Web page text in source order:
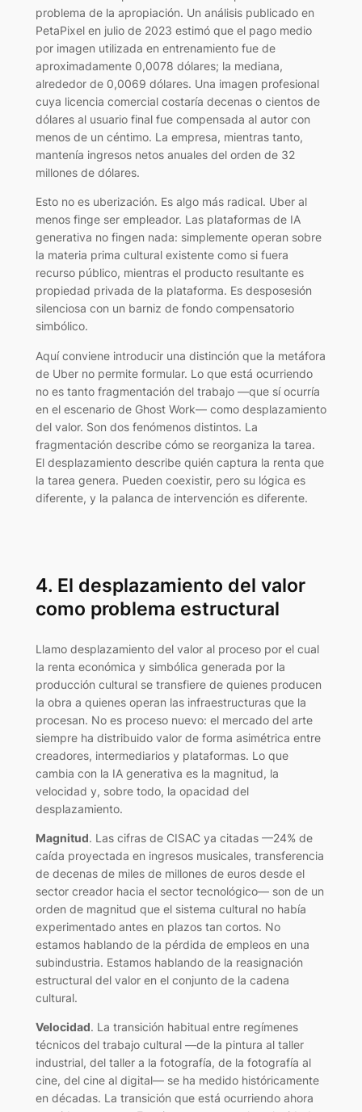
problema de la apropiación. Un análisis publicado en
PetaPixel en julio de 2023 estimó que el pago medio
por imagen utilizada en entrenamiento fue de
aproximadamente 0,0078 dólares; la mediana,
alrededor de 0,0069 dólares. Una imagen profesional
cuya licencia comercial costaría decenas o cientos de
dólares al usuario final fue compensada al autor con
menos de un céntimo. La empresa, mientras tanto,
mantenía ingresos netos anuales del orden de 32
millones de dólares.
Esto no es uberización. Es algo más radical. Uber al
menos finge ser empleador. Las plataformas de IA
generativa no fingen nada: simplemente operan sobre
la materia prima cultural existente como si fuera
recurso público, mientras el producto resultante es
propiedad privada de la plataforma. Es desposesión
silenciosa con un barniz de fondo compensatorio
simbólico.
Aquí conviene introducir una distinción que la metáfora
de Uber no permite formular. Lo que está ocurriendo
no es tanto fragmentación del trabajo —que sí ocurría
en el escenario de Ghost Work— como desplazamiento
del valor. Son dos fenómenos distintos. La
fragmentación describe cómo se reorganiza la tarea.
El desplazamiento describe quién captura la renta que
la tarea genera. Pueden coexistir, pero su lógica es
diferente, y la palanca de intervención es diferente.
4. El desplazamiento del valor
como problema estructural
Llamo desplazamiento del valor al proceso por el cual
la renta económica y simbólica generada por la
producción cultural se transfiere de quienes producen
la obra a quienes operan las infraestructuras que la
procesan. No es proceso nuevo: el mercado del arte
siempre ha distribuido valor de forma asimétrica entre
creadores, intermediarios y plataformas. Lo que
cambia con la IA generativa es la magnitud, la
velocidad y, sobre todo, la opacidad del
desplazamiento.
Magnitud. Las cifras de CISAC ya citadas —24% de
caída proyectada en ingresos musicales, transferencia
de decenas de miles de millones de euros desde el
sector creador hacia el sector tecnológico— son de un
orden de magnitud que el sistema cultural no había
experimentado antes en plazos tan cortos. No
estamos hablando de la pérdida de empleos en una
subindustria. Estamos hablando de la reasignación
estructural del valor en el conjunto de la cadena
cultural.
Velocidad. La transición habitual entre regímenes
técnicos del trabajo cultural —de la pintura al taller
industrial, del taller a la fotografía, de la fotografía al
cine, del cine al digital— se ha medido históricamente
en décadas. La transición que está ocurriendo ahora